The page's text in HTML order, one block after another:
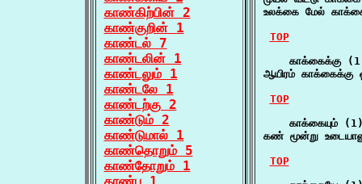
காண்கிற்பின் 2
காண்குறின் 1
காண்டல் 7
காண்டலின் 1
காண்டலும் 1
காண்டலே 1
காண்டற்கு 2
காண்டும் 2
காண்டுமால் 1
காண்தொறும் 5
காண்தோறும் 1
உலக்கை மேல்
TOP
காக்கைக்கு
ஆயிரம்
TOP
காக்கையும்
கண் மூன்று
TOP